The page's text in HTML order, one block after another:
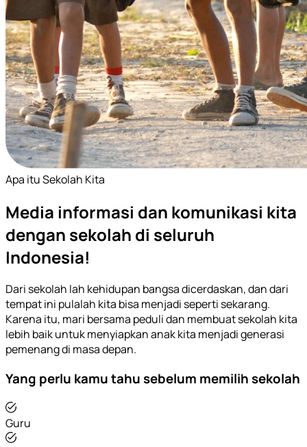
Apa itu Sekolah Kita
Media informasi dan komunikasi kita
dengan sekolah di seluruh
Indonesia!
Dari sekolah lah kehidupan bangsa dicerdaskan, dan dari
tempat ini pulalah kita bisa menjadi seperti sekarang.
Karena itu, mari bersama peduli dan membuat sekolah kita
lebih baik untuk menyiapkan anak kita menjadi generasi
pemenang di masa depan.
Yang perlu kamu tahu sebelum memilih sekolah
Guru